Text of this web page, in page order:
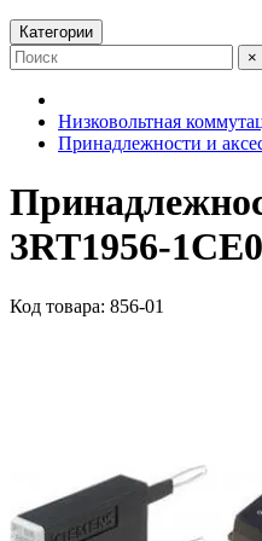
Категории
×
Низковольтная
Принадлежности и
3RT1956-
Код товара: 856-01